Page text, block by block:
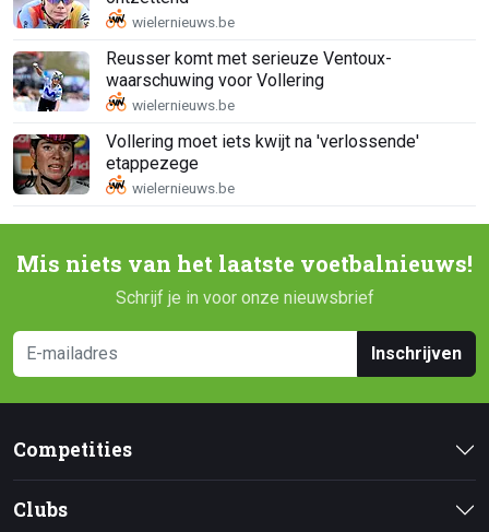
Reusser komt met serieuze Ventoux-
waarschuwing voor Vollering
Vollering moet iets kwijt na 'verlossende'
etappezege
Mis niets van het laatste voetbalnieuws!
Schrijf je in voor onze nieuwsbrief
Inschrijven
Competities
Clubs